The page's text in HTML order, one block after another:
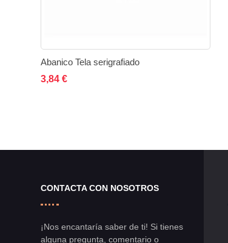
Abanico Tela serigrafiado
3,84 €
deseos
CONTACTA CON NOSOTROS
¡Nos encantaría saber de ti! Si tienes
alguna pregunta, comentario o